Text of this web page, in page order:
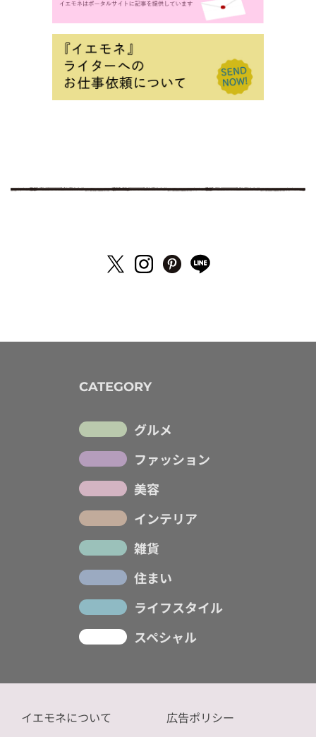
CATEGORY
グルメ
ファッション
美容
インテリア
雑貨
住まい
ライフスタイル
スペシャル
イエモネについて
広告ポリシー